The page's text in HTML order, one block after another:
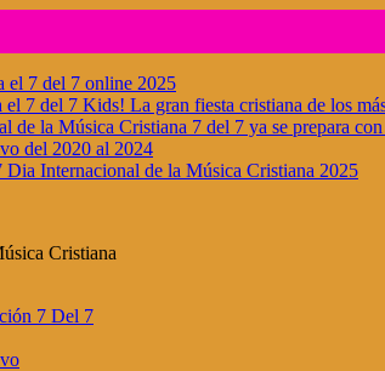
el 7 del 7 online 2025
el 7 del 7 Kids! La gran fiesta cristiana de los
de la Música Cristiana 7 del 7 ya se prepara
del 2020 al 2024
Dia Internacional de la Música Cristiana 2025
Cristiana
7 Del 7